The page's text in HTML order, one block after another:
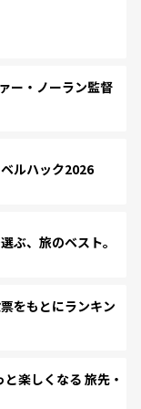
ー・ノーラン監督
ルハック2026
、旅のベスト。
をもとにランキン
楽しくなる 旅先・